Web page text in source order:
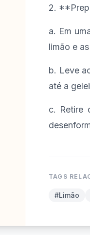
2.
a. Em
limão e
b. Leve
até a
c. Retire
TAGS
#Limão